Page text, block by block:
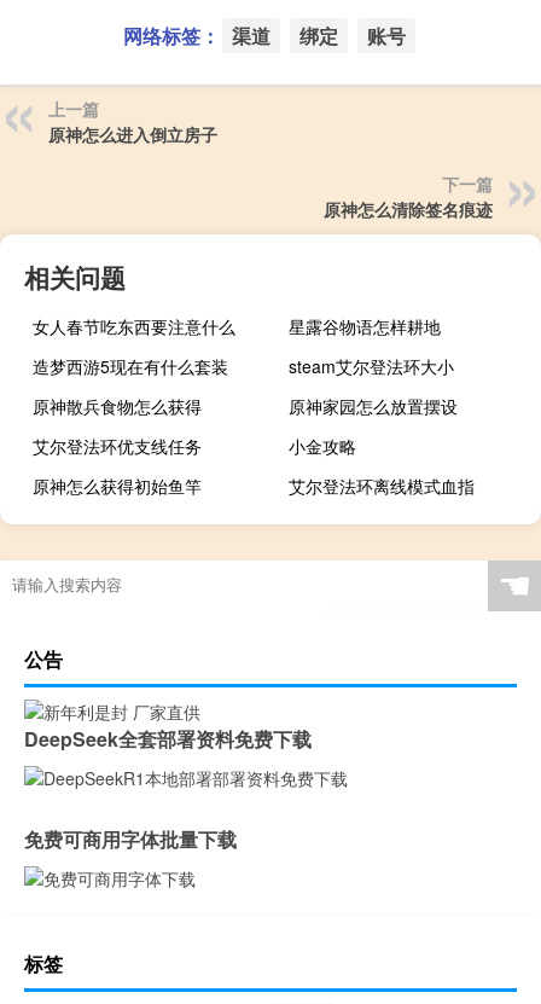
网络标签： 渠道 绑定 账号
上一篇
原神怎么进入倒立房子
下一篇
原神怎么清除签名痕迹
相关问题
女人春节吃东西要注意什么
星露谷物语怎样耕地
造梦西游5现在有什么套装
steam艾尔登法环大小
原神散兵食物怎么获得
原神家园怎么放置摆设
艾尔登法环优支线任务
小金攻略
原神怎么获得初始鱼竿
艾尔登法环离线模式血指
☚
公告
DeepSeek全套部署资料免费下载
免费可商用字体批量下载
标签